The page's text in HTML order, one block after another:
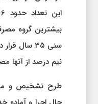
بیشترین گروه
نیم درصد از آنها
طرح تشخیص و